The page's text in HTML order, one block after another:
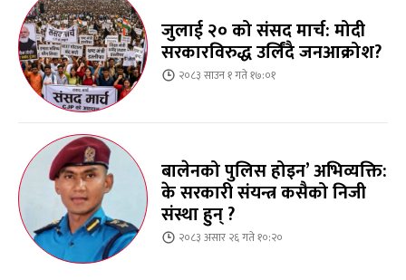
जुलाई २० को संसद मार्च: मोदी
सरकारविरुद्ध उर्लिंदै जनआक्रोश?
२०८३ साउन १ गते १७:०१
बालेनको पुलिस होइन’ अभिव्यक्ति:
के सरकारी संयन्त्र कसैको निजी
संस्था हुन् ?
२०८३ असार २६ गते १०:२०